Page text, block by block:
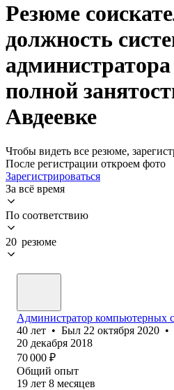
Резюме
должность
полной
Авдеевке
Чтобы видеть все резюме,
После регистрации откроем фото
Зарегистрироваться
За всё время
По соответствию
20 резюме
Администратор компьютерных
40 лет • Был 22 октября 2020 •
20 декабря 2018
70 000 ₽
Общий опыт
19 лет 8 месяцев